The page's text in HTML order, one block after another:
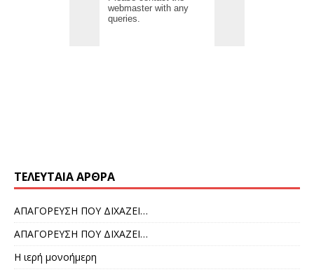
ΤΕΛΕΥΤΑΊΑ ΆΡΘΡΑ
ΑΠΑΓΟΡΕΥΣΗ ΠΟΥ ΔΙΧΑΖΕΙ…
ΑΠΑΓΟΡΕΥΣΗ ΠΟΥ ΔΙΧΑΖΕΙ…
Η ιερή μονοήμερη